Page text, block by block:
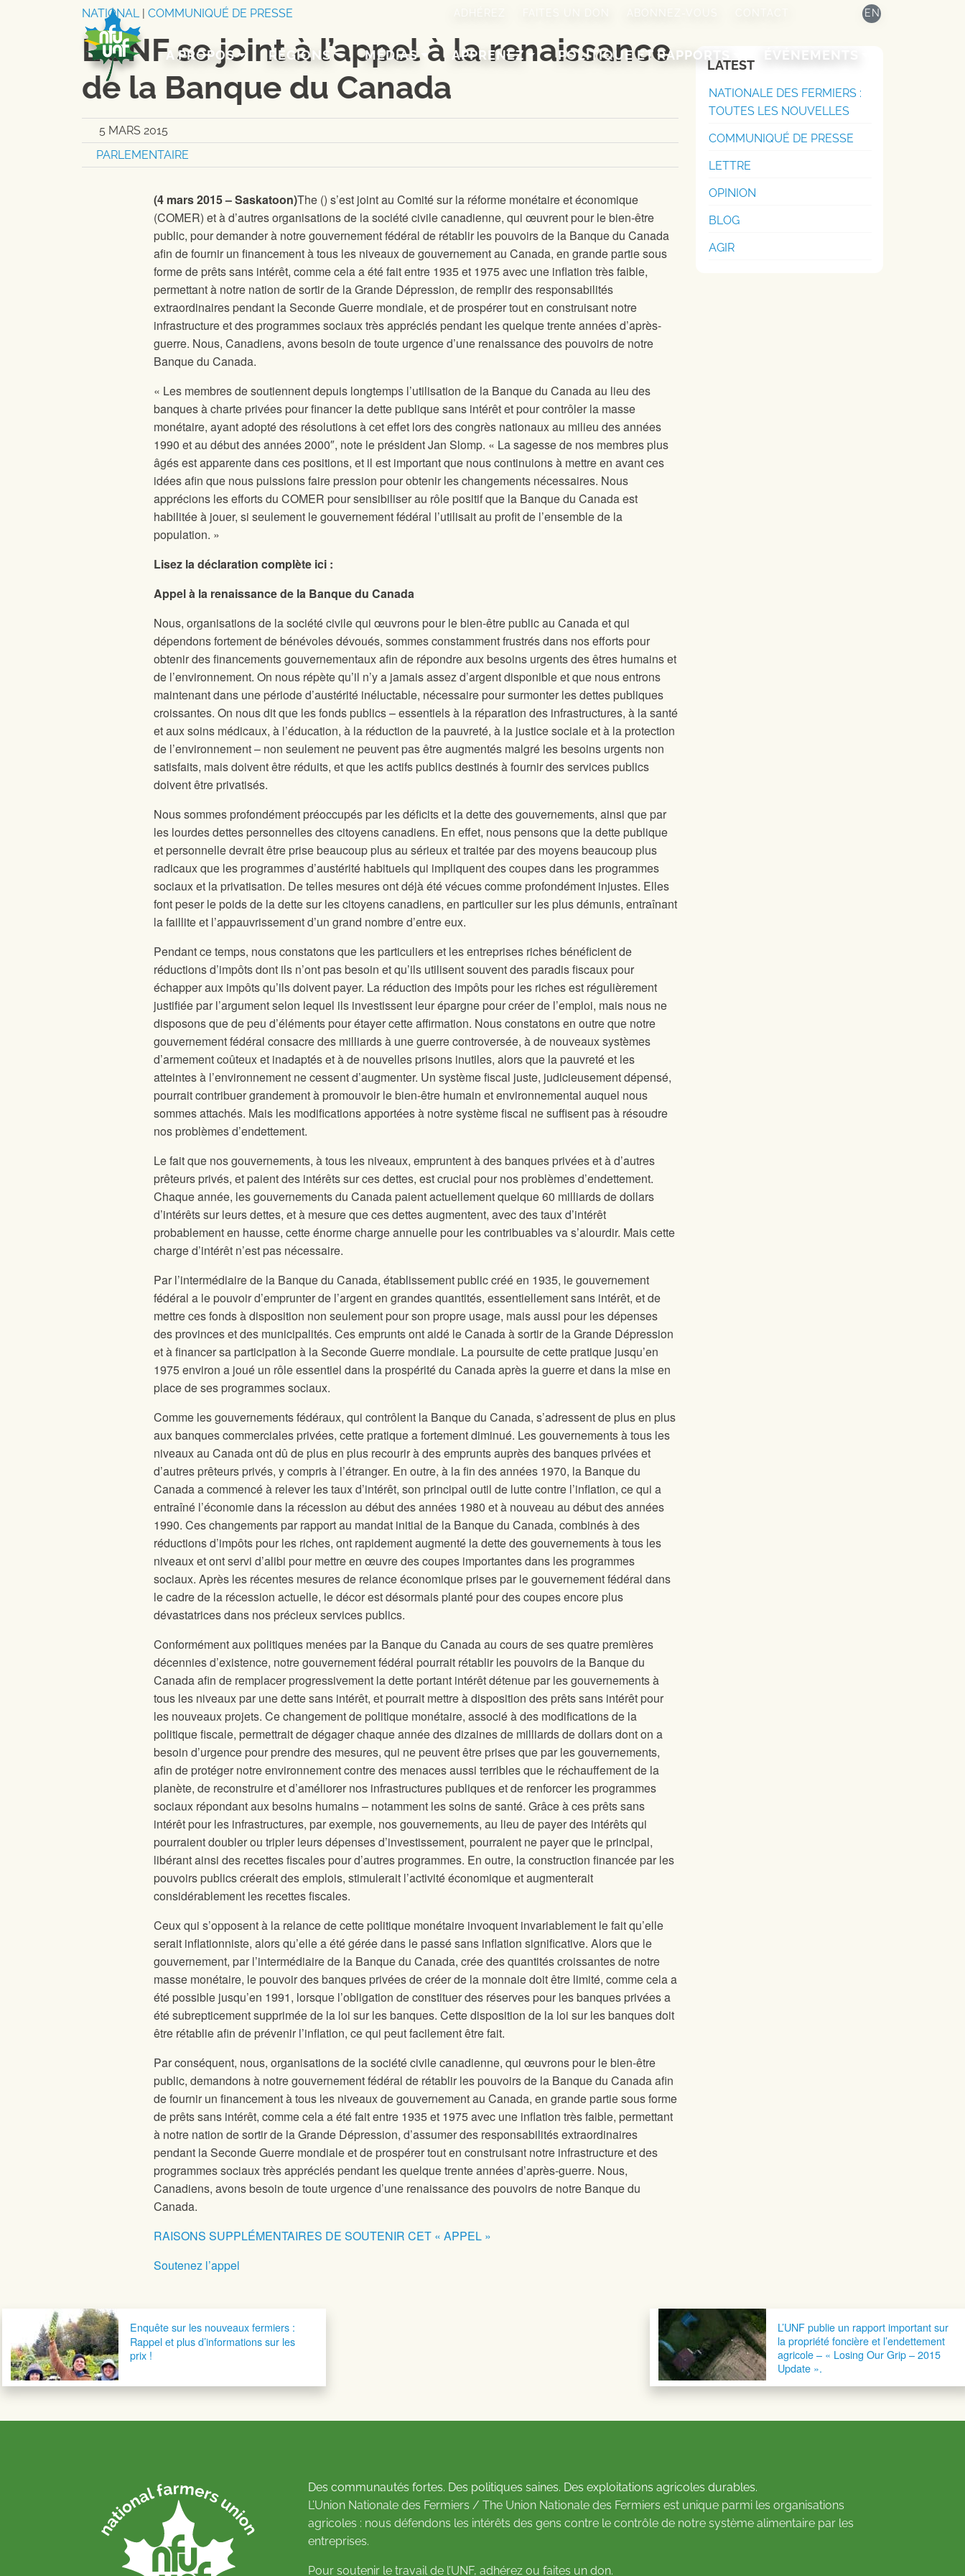
ADHÉREZ ABONNEZ-VOUS EN
A PROPOS RÉGIONS MÉDIAS APPRENEZ POLITIQUE ET RAPPORTS ÉVÉNEMENTS
NATIONAL| COMMUNIQUÉ DE PRESSE
L’UNF se joint à l’appel à la renaissance
de la Banque du Canada
5 MARS 2015
PARLEMENTAIRE
(4 mars 2015 – Saskatoon)The () s’est joint au Comité sur la réforme monétaire et économique
(COMER) et à d’autres organisations de la société civile canadienne, qui œuvrent pour le bien-être
public, pour demander à notre gouvernement fédéral de rétablir les pouvoirs de la Banque du Canada
afin de fournir un financement à tous les niveaux de gouvernement au Canada, en grande partie sous
forme de prêts sans intérêt, comme cela a été fait entre 1935 et 1975 avec une inflation très faible,
permettant à notre nation de sortir de la Grande Dépression, de remplir des responsabilités
extraordinaires pendant la Seconde Guerre mondiale, et de prospérer tout en construisant notre
infrastructure et des programmes sociaux très appréciés pendant les quelque trente années d’après-
guerre. Nous, Canadiens, avons besoin de toute urgence d’une renaissance des pouvoirs de notre
Banque du Canada.
« Les membres desoutiennent depuis longtemps l’utilisation de la Banque du Canada au lieu des
banques à charte privées pour financer la dette publique sans intérêt et pour contrôler la masse
monétaire, ayant adopté des résolutions à cet effet lors des congrès nationaux au milieu des années
1990 et au début des années 2000″, note le président Jan Slomp. « La sagesse de nos membres plus
âgés est apparente dans ces positions, et il est important que nous continuions à mettre en avant ces
idées afin que nous puissions faire pression pour obtenir les changements nécessaires. Nous
apprécions les efforts du COMER pour sensibiliser au rôle positif que la Banque du Canada est
habilitée à jouer, si seulement le gouvernement fédéral l’utilisait au profit de l’ensemble de la
population. »
Lisez la déclaration complète ici :
Appel à la renaissance de la Banque du Canada
Nous, organisations de la société civile qui œuvrons pour le bien-être public au Canada et qui
dépendons fortement de bénévoles dévoués, sommes constamment frustrés dans nos efforts pour
obtenir des financements gouvernementaux afin de répondre aux besoins urgents des êtres humains et
de l’environnement. On nous répète qu’il n’y a jamais assez d’argent disponible et que nous entrons
maintenant dans une période d’austérité inéluctable, nécessaire pour surmonter les dettes publiques
croissantes. On nous dit que les fonds publics – essentiels à la réparation des infrastructures, à la santé
et aux soins médicaux, à l’éducation, à la réduction de la pauvreté, à la justice sociale et à la protection
de l’environnement – non seulement ne peuvent pas être augmentés malgré les besoins urgents non
satisfaits, mais doivent être réduits, et que les actifs publics destinés à fournir des services publics
doivent être privatisés.
Nous sommes profondément préoccupés par les déficits et la dette des gouvernements, ainsi que par
les lourdes dettes personnelles des citoyens canadiens. En effet, nous pensons que la dette publique
et personnelle devrait être prise beaucoup plus au sérieux et traitée par des moyens beaucoup plus
radicaux que les programmes d’austérité habituels qui impliquent des coupes dans les programmes
sociaux et la privatisation. De telles mesures ont déjà été vécues comme profondément injustes. Elles
font peser le poids de la dette sur les citoyens canadiens, en particulier sur les plus démunis, entraînant
la faillite et l’appauvrissement d’un grand nombre d’entre eux.
Pendant ce temps, nous constatons que les particuliers et les entreprises riches bénéficient de
réductions d’impôts dont ils n’ont pas besoin et qu’ils utilisent souvent des paradis fiscaux pour
échapper aux impôts qu’ils doivent payer. La réduction des impôts pour les riches est régulièrement
justifiée par l’argument selon lequel ils investissent leur épargne pour créer de l’emploi, mais nous ne
disposons que de peu d’éléments pour étayer cette affirmation. Nous constatons en outre que notre
gouvernement fédéral consacre des milliards à une guerre controversée, à de nouveaux systèmes
d’armement coûteux et inadaptés et à de nouvelles prisons inutiles, alors que la pauvreté et les
atteintes à l’environnement ne cessent d’augmenter. Un système fiscal juste, judicieusement dépensé,
pourrait contribuer grandement à promouvoir le bien-être humain et environnemental auquel nous
sommes attachés. Mais les modifications apportées à notre système fiscal ne suffisent pas à résoudre
nos problèmes d’endettement.
Le fait que nos gouvernements, à tous les niveaux, empruntent à des banques privées et à d’autres
prêteurs privés, et paient des intérêts sur ces dettes, est crucial pour nos problèmes d’endettement.
Chaque année, les gouvernements du Canada paient actuellement quelque 60 milliards de dollars
d’intérêts sur leurs dettes, et à mesure que ces dettes augmentent, avec des taux d’intérêt
probablement en hausse, cette énorme charge annuelle pour les contribuables va s’alourdir. Mais cette
charge d’intérêt n’est pas nécessaire.
Par l’intermédiaire de la Banque du Canada, établissement public créé en 1935, le gouvernement
fédéral a le pouvoir d’emprunter de l’argent en grandes quantités, essentiellement sans intérêt, et de
mettre ces fonds à disposition non seulement pour son propre usage, mais aussi pour les dépenses
des provinces et des municipalités. Ces emprunts ont aidé le Canada à sortir de la Grande Dépression
et à financer sa participation à la Seconde Guerre mondiale. La poursuite de cette pratique jusqu’en
1975 environ a joué un rôle essentiel dans la prospérité du Canada après la guerre et dans la mise en
place de ses programmes sociaux.
Comme les gouvernements fédéraux, qui contrôlent la Banque du Canada, s’adressent de plus en plus
aux banques commerciales privées, cette pratique a fortement diminué. Les gouvernements à tous les
niveaux au Canada ont dû de plus en plus recourir à des emprunts auprès des banques privées et
d’autres prêteurs privés, y compris à l’étranger. En outre, à la fin des années 1970, la Banque du
Canada a commencé à relever les taux d’intérêt, son principal outil de lutte contre l’inflation, ce qui a
entraîné l’économie dans la récession au début des années 1980 et à nouveau au début des années
1990. Ces changements par rapport au mandat initial de la Banque du Canada, combinés à des
réductions d’impôts pour les riches, ont rapidement augmenté la dette des gouvernements à tous les
niveaux et ont servi d’alibi pour mettre en œuvre des coupes importantes dans les programmes
sociaux. Après les récentes mesures de relance économique prises par le gouvernement fédéral dans
le cadre de la récession actuelle, le décor est désormais planté pour des coupes encore plus
dévastatrices dans nos précieux services publics.
Conformément aux politiques menées par la Banque du Canada au cours de ses quatre premières
décennies d’existence, notre gouvernement fédéral pourrait rétablir les pouvoirs de la Banque du
Canada afin de remplacer progressivement la dette portant intérêt détenue par les gouvernements à
tous les niveaux par une dette sans intérêt, et pourrait mettre à disposition des prêts sans intérêt pour
les nouveaux projets. Ce changement de politique monétaire, associé à des modifications de la
politique fiscale, permettrait de dégager chaque année des dizaines de milliards de dollars dont on a
besoin d’urgence pour prendre des mesures, qui ne peuvent être prises que par les gouvernements,
afin de protéger notre environnement contre des menaces aussi terribles que le réchauffement de la
planète, de reconstruire et d’améliorer nos infrastructures publiques et de renforcer les programmes
sociaux répondant aux besoins humains – notamment les soins de santé. Grâce à ces prêts sans
intérêt pour les infrastructures, par exemple, nos gouvernements, au lieu de payer des intérêts qui
pourraient doubler ou tripler leurs dépenses d’investissement, pourraient ne payer que le principal,
libérant ainsi des recettes fiscales pour d’autres programmes. En outre, la construction financée par les
pouvoirs publics créerait des emplois, stimulerait l’activité économique et augmenterait
considérablement les recettes fiscales.
Ceux qui s’opposent à la relance de cette politique monétaire invoquent invariablement le fait qu’elle
serait inflationniste, alors qu’elle a été gérée dans le passé sans inflation significative. Alors que le
gouvernement, par l’intermédiaire de la Banque du Canada, crée des quantités croissantes de notre
masse monétaire, le pouvoir des banques privées de créer de la monnaie doit être limité, comme cela a
été possible jusqu’en 1991, lorsque l’obligation de constituer des réserves pour les banques privées a
été subrepticement supprimée de la loi sur les banques. Cette disposition de la loi sur les banques doit
être rétablie afin de prévenir l’inflation, ce qui peut facilement être fait.
Par conséquent, nous, organisations de la société civile canadienne, qui œuvrons pour le bien-être
public, demandons à notre gouvernement fédéral de rétablir les pouvoirs de la Banque du Canada afin
de fournir un financement à tous les niveaux de gouvernement au Canada, en grande partie sous forme
de prêts sans intérêt, comme cela a été fait entre 1935 et 1975 avec une inflation très faible, permettant
à notre nation de sortir de la Grande Dépression, d’assumer des responsabilités extraordinaires
pendant la Seconde Guerre mondiale et de prospérer tout en construisant notre infrastructure et des
programmes sociaux très appréciés pendant les quelque trente années d’après-guerre. Nous,
Canadiens, avons besoin de toute urgence d’une renaissance des pouvoirs de notre Banque du
Canada.
RAISONS SUPPLÉMENTAIRES DE SOUTENIR CET « APPEL »
Soutenez l’appel
LATEST
NATIONALE DES FERMIERS :
TOUTES LES NOUVELLES
COMMUNIQUÉ DE PRESSE
LETTRE
OPINION
BLOG
AGIR
Navigation postaleEnquête sur les nouveaux fermiers :
Rappel et plus d’informations sur les
prix !
L’UNF publie un rapport important sur
la propriété foncière et l’endettement
agricole – « Losing Our Grip – 2015
Update ».
Des communautés fortes. Des politiques saines. Des exploitations agricoles durables.
L’Union Nationale des Fermiers / The Union Nationale des Fermiers est unique parmi les organisations
agricoles : nous défendons les intérêts des gens contre le contrôle de notre système alimentaire par les
entreprises.
Pour soutenir le travail de l’UNF, adhérez ou faites un don.